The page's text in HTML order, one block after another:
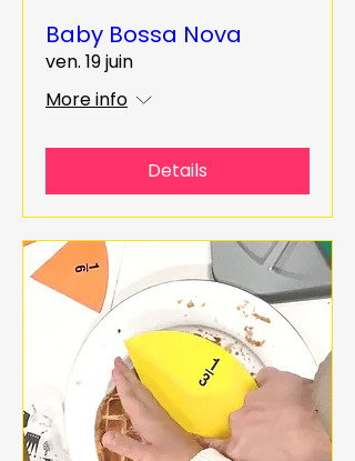
Baby Bossa Nova
ven. 19 juin
More info
Details